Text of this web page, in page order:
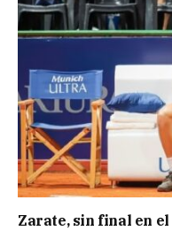
Zarate, sin final en